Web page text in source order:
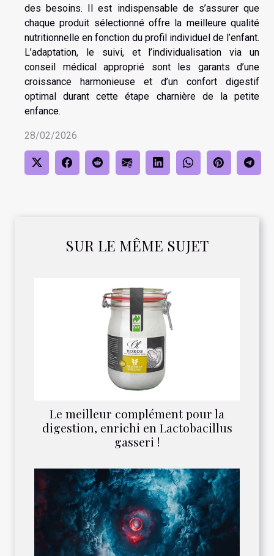
SUR LE MÊME SUJET
Le meilleur complément pour la
digestion, enrichi en Lactobacillus
gasseri !
des besoins. Il est indispensable de s’assurer que
chaque produit sélectionné offre la meilleure qualité
nutritionnelle en fonction du profil individuel de l’enfant.
L’adaptation, le suivi, et l’individualisation via un
conseil médical approprié sont les garants d’une
croissance harmonieuse et d’un confort digestif
optimal durant cette étape charnière de la petite
enfance.
28/02/2026